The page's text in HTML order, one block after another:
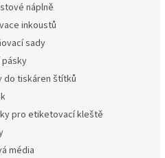
náplně
inkoustů
sady
pásky
do tiskáren štítků
pro etiketovací kleště
média